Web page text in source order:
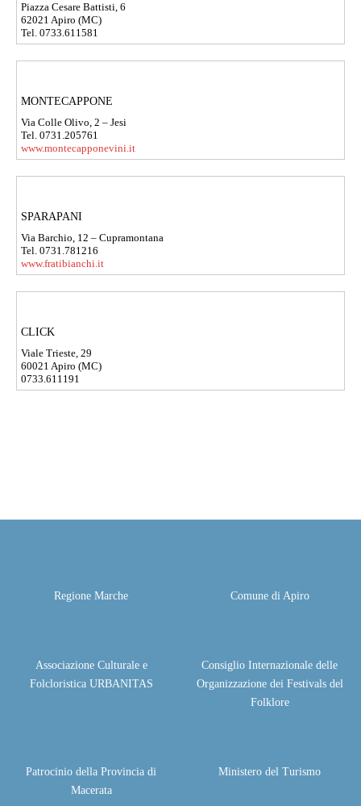
Piazza Cesare Battisti, 6
62021 Apiro (MC)
Tel. 0733.611581
MONTECAPPONE
Via Colle Olivo, 2 – Jesi
Tel. 0731.205761
www.montecapponevini.it
SPARAPANI
Via Barchio, 12 – Cupramontana
Tel. 0731.781216
www.fratibianchi.it
CLICK
Viale Trieste, 29
60021 Apiro (MC)
0733.611191
Regione Marche Comune di Apiro
Associazione Culturale e
Folcloristica URBANITAS
Consiglio Internazionale delle
Organizzazione dei Festivals del
Folklore
Patrocinio della Provincia di
Macerata
Ministero del Turismo